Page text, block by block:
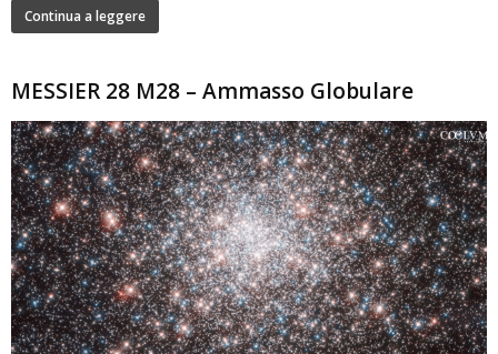
Continua a leggere
MESSIER 28 M28 – Ammasso Globulare